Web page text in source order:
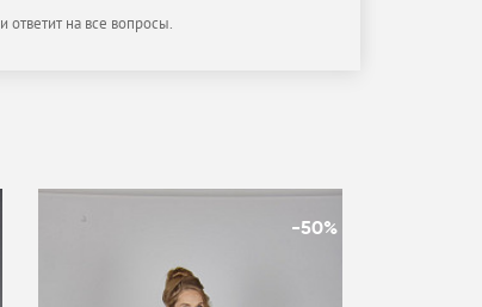
ответит на все вопросы.
-50%